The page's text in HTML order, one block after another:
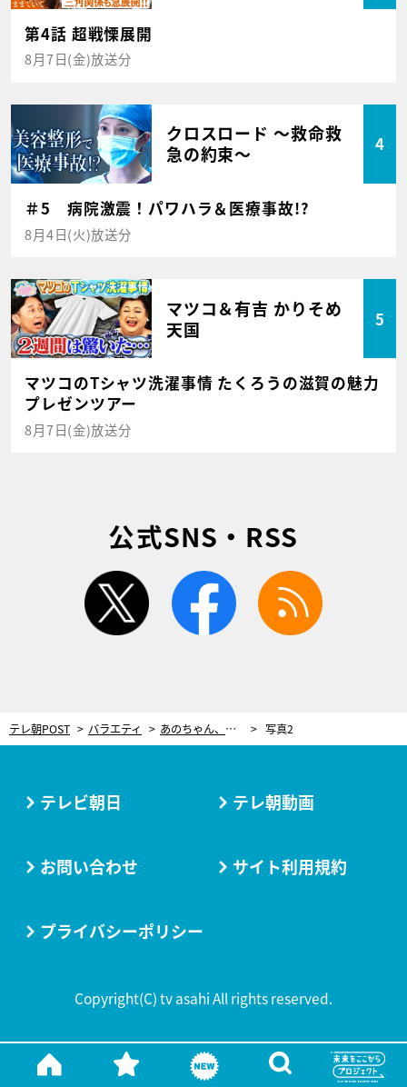
第4話 超戦慄展開
8月7日(金)放送分
クロスロード ～救命救
急の約束～
4
＃5 病院激震！パワハラ＆医療事故!?
8月4日(火)放送分
マツコ＆有吉 かりそめ
天国
5
マツコのTシャツ洗濯事情 たくろうの滋賀の魅力
プレゼンツアー
8月7日(金)放送分
公式SNS・RSS
twitter facebook
テレ朝POST バラエティ あのちゃん、ティモンディ高岸の“圧”にマジビビり！不思議すぎる空気に大爆笑 写真2
テレビ朝日 テレ朝動画
お問い合わせ サイト利用規約
プライバシーポリシー
Copyright(C) tv asahi All rights reserved.